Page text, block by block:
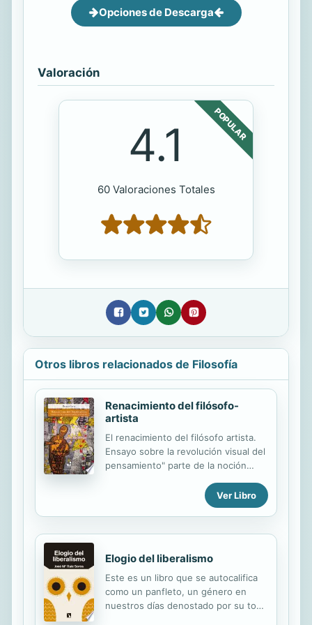
Opciones de Descarga
Valoración
POPULAR
4.1
60 Valoraciones Totales
Otros libros relacionados de Filosofía
Renacimiento del filósofo-
artista
El renacimiento del filósofo artista.
Ensayo sobre la revolución visual del
pensamiento" parte de la noción
pero se desolidariza de ella
rápidamente. Es cierto que la
por la indisociabilidad del
heterogeneidad de sus discursos, es
el modo menor del filosofar desde
Platón. Pero, frente a su concepción
musical aun compartida por
Ver Libro
Elogio del liberalismo
Este es un libro que se autocalifica
como un panfleto, un género en
nuestros días denostado por su tono